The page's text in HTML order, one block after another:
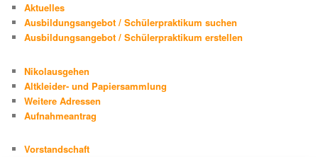
Aktuelles
Ausbildungsangebot / Schülerpraktikum suchen
Ausbildungsangebot / Schülerpraktikum erstellen
Nikolausgehen
Altkleider- und Papiersammlung
Weitere Adressen
Aufnahmeantrag
Vorstandschaft